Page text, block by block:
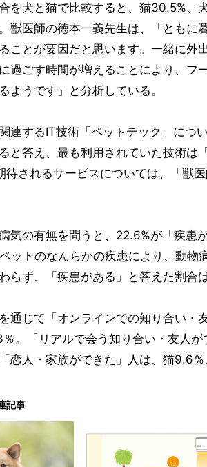
を犬と猫で比較すると、猫30.5%、
獣医師の徳本一義先生は、「ともに
ことが要因だと思います。一緒に外
過ごす時間が増えることにより、フ
ようです」と分析している。
連するIT技術「ペットテック」につ
と答え、最も利用されていた技術は
待されるサービスについては、「獣
気の有無を問うと、22.6%が「疾患
ットのなんらかの疾患により、動物
らず、「疾患がある」と答えた割合
通じて「オンラインでの知り合い・
。「リアルで会う知り合い・友人が
恋人・家族ができた」人は、猫9.6％
記事